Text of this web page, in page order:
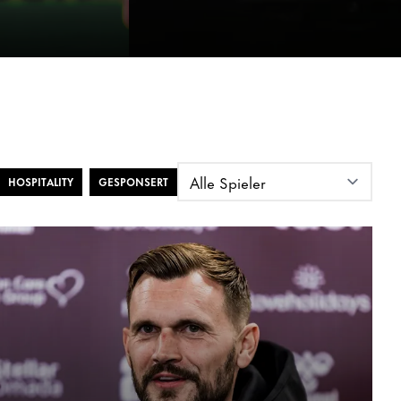
HOSPITALITY GESPONSERT